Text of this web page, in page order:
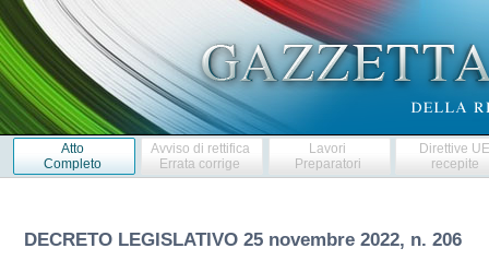
Atto
Completo
Avviso di rettifica
Errata corrige
Lavori
Preparatori
Direttive
recepite
DECRETO LEGISLATIVO 25 novembre 2022, n. 206